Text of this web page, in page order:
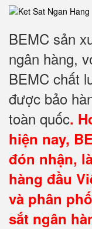
BEMC sản
ngân hàng,
BEMC chất
được bảo
toàn quốc.
hiện nay,
đón nhận,
hàng đầu
và phân
sắt ngân